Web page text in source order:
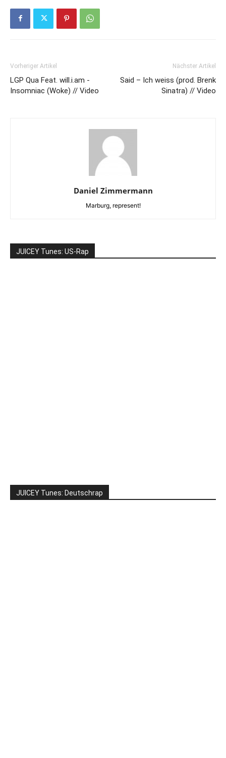
Vorheriger Artikel
LGP Qua Feat. will.i.am -
Insomniac (Woke) // Video
Nächster Artikel
Said – Ich weiss (prod. Brenk
Sinatra) // Video
Daniel Zimmermann
Marburg, represent!
JUICEY Tunes: US-Rap
JUICEY Tunes: Deutschrap